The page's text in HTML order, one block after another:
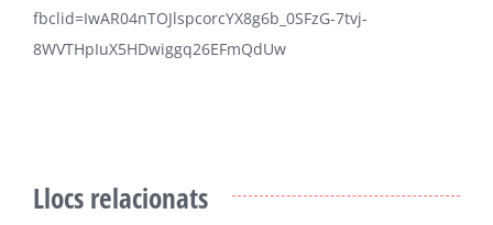
fbclid=IwAR04nTOJlspcorcYX8g6b_0SFzG-7tvj-
8WVTHpIuX5HDwiggq26EFmQdUw
Llocs relacionats